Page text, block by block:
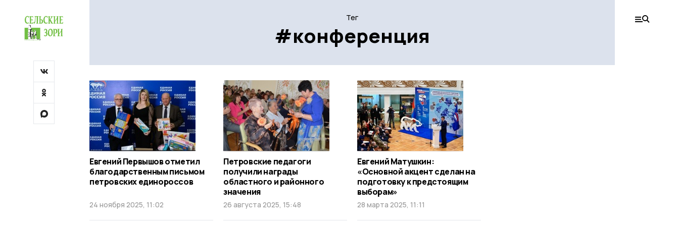
Тег
#конференция
Евгений Первышов отметил
благодарственным письмом
петровских единороссов
24 ноября 2025, 11:02
Петровские педагоги
получили награды
областного и районного
значения
26 августа 2025, 15:48
Евгений Матушкин:
«Основной акцент сделан на
подготовку к предстоящим
выборам»
28 марта 2025, 11:11